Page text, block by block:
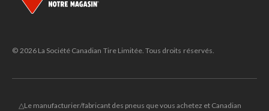
© 2026 La Société Canadian Tire Limitée. Tous droits réservés.
△Le manufacturier/fabricant des pneus que vous achetez et Canadian